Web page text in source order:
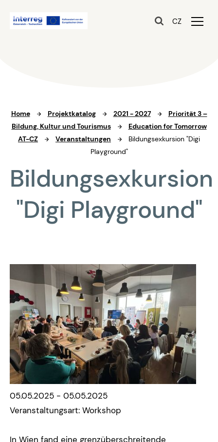
CZ
Home Projektkatalog 2021 - 2027
Priorität 3 –
Bildung, Kultur und Tourismus
Education for Tomorrow
AT-CZ
Veranstaltungen
Bildungsexkursion "Digi
Playground"
Bildungsexkursion
"Digi Playground"
05.05.2025 - 05.05.2025
Veranstaltungsart: Workshop
In Wien fand eine grenzüberschreitende